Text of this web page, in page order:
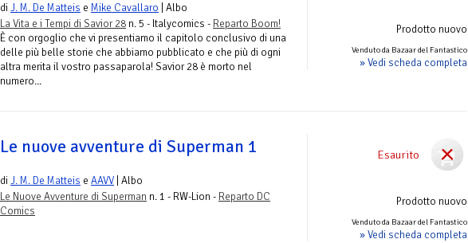
Prodotto nuovo
Venduto da Bazaar del Fantastico
» Vedi scheda completa
diJ. M. De Matteis e Mike Cavallaro | Albo
La Vita e i Tempi di Savior 28 n. 5 - Italycomics - Reparto Boom!
È con orgoglio che vi presentiamo il capitolo conclusivo di una
delle più belle storie che abbiamo pubblicato e che più di ogni
altra merita il vostro passaparola! Savior 28 è morto nel
numero...
Esaurito
Prodotto nuovo
Venduto da Bazaar del Fantastico
» Vedi scheda completa
Le nuove avventure di Superman 1
diJ. M. De Matteis e AAVV | Albo
Le Nuove Avventure di Superman n. 1 - RW-Lion - Reparto DC
Comics